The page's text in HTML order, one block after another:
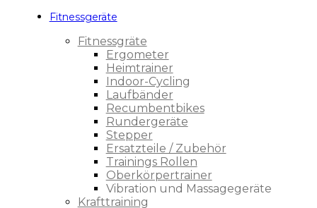
Fitnessgeräte
Fitnessgräte
Ergometer
Heimtrainer
Indoor-Cycling
Laufbänder
Recumbentbikes
Rundergeräte
Stepper
Ersatzteile / Zubehör
Trainings Rollen
Oberkörpertrainer
Vibration und Massagegeräte
Krafttraining